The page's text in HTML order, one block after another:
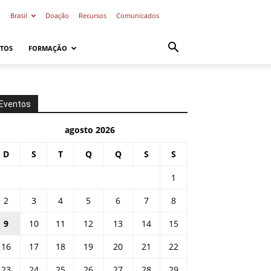
Brasil Doação Recursos Comunicados
FORMAÇÃO
agosto 2026
D S T Q Q S S
1
2
3 4 5 6 7
8
9
10 11 12 13 14
15
16
17 18 19 20 21
22